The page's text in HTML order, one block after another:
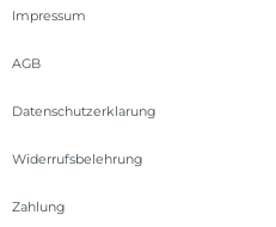
Impressum
AGB
Datenschutzerklarung
Widerrufsbelehrung
Zahlung